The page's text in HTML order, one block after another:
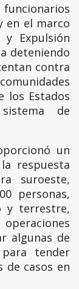
en el marco
y Expulsión
deteniendo
contra
los Estados
de
un
respuesta
suroeste,
personas,
y terrestre,
algunas de
tender
de casos en